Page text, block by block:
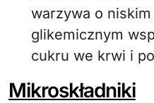
warzywa o
glikemicznym
cukru we krwi i
Mikroskładniki